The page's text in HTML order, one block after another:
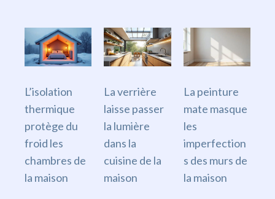
L’isolation
thermique
protège du
froid les
chambres de
la maison
La verrière
laisse passer
la lumière
dans la
cuisine de la
maison
La peinture
mate masque
les
imperfection
s des murs de
la maison